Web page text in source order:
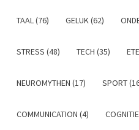
TAAL (76) GELUK (62)
STRESS (48) TECH (35)
NEUROMYTHEN (17) SPORT
COMMUNICATION (4)